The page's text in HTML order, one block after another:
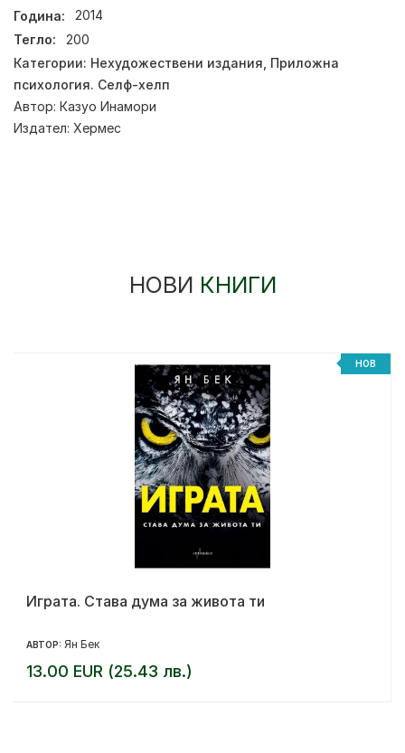
Година:
2014
Тегло:
200
Категории: Нехудожествени издания Приложна
психология. Селф-хелп
Автор: Казуо Инамори
Издател: Хермес
НОВИ КНИГИ
НОВ
Играта. Става дума за живота ти
АВТОР: Ян Бек
13.00 EUR (25.43 лв.)